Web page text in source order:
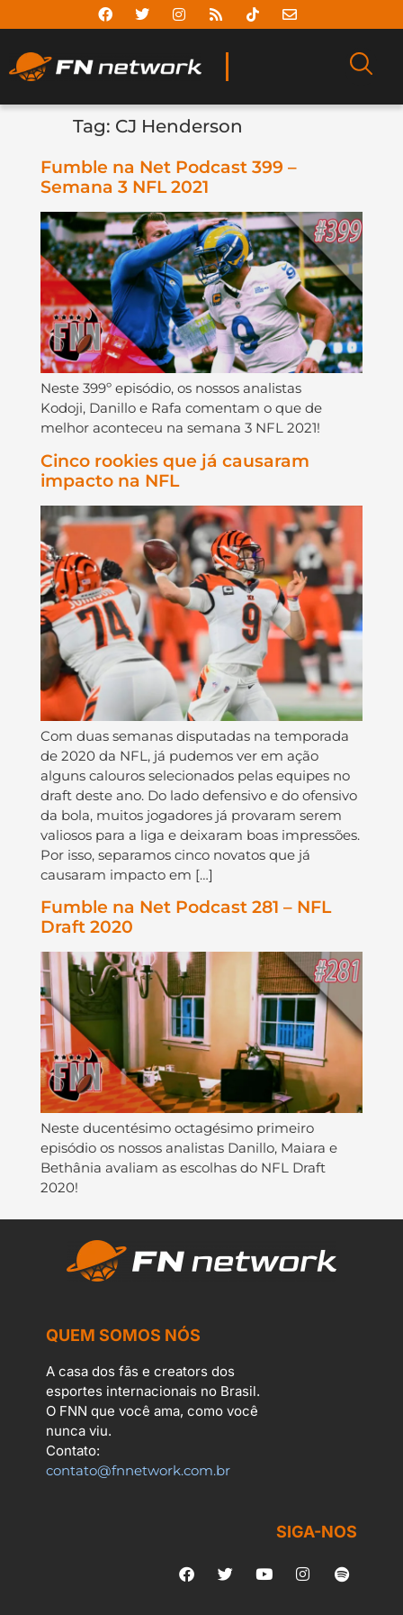
Tag: CJ Henderson
Fumble na Net Podcast 399 –
Semana 3 NFL 2021
Neste 399º episódio, os nossos analistas
Kodoji, Danillo e Rafa comentam o que de
melhor aconteceu na semana 3 NFL 2021!
Cinco rookies que já causaram
impacto na NFL
Com duas semanas disputadas na temporada
de 2020 da NFL, já pudemos ver em ação
alguns calouros selecionados pelas equipes no
draft deste ano. Do lado defensivo e do ofensivo
da bola, muitos jogadores já provaram serem
valiosos para a liga e deixaram boas impressões.
Por isso, separamos cinco novatos que já
causaram impacto em […]
Fumble na Net Podcast 281 – NFL
Draft 2020
Neste ducentésimo octagésimo primeiro
episódio os nossos analistas Danillo, Maiara e
Bethânia avaliam as escolhas do NFL Draft
2020!
QUEM SOMOS NÓS
A casa dos fãs e creators dos
esportes internacionais no Brasil.
O FNN que você ama, como você
nunca viu.
Contato:
contato@fnnetwork.com.br
SIGA-NOS